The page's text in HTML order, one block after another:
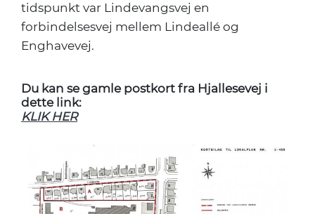
tidspunkt var Lindevangsvej en
forbindelsesvej mellem Lindeallé og
Enghavevej.
Du kan se gamle postkort fra Hjallesevej i
dette link:
KLIK HER